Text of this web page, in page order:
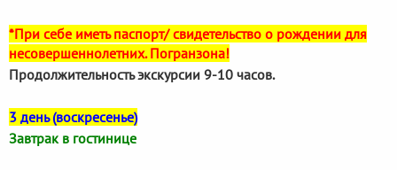
*При себе иметь паспорт/ свидетельство о рождении для
несовершеннолетних. Погранзона!
Продолжительность экскурсии 9-10 часов.
3 день (воскресенье)
Завтрак в гостинице